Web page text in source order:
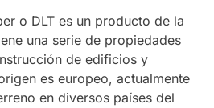
o DLT es un producto de la
una serie de propiedades
de edificios y
es europeo, actualmente
en diversos países del